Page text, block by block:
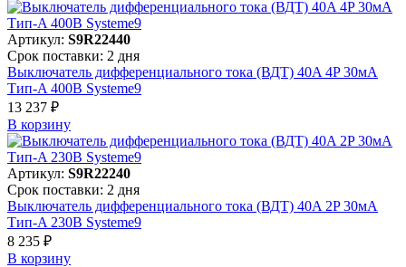
Артикул: S9R22440
Срок поставки: 2 дня
Выключатель дифференциального тока (ВДТ) 40A 4P 30мА
Тип-A 400В Systeme9
13 237 ₽
В корзинy
Артикул: S9R22240
Срок поставки: 2 дня
Выключатель дифференциального тока (ВДТ) 40A 2P 30мА
Тип-A 230В Systeme9
8 235 ₽
В корзинy